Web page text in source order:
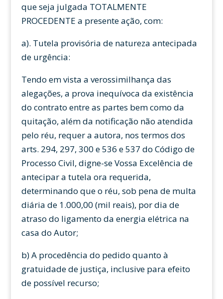
que seja julgada TOTALMENTE
PROCEDENTE a presente ação, com:
a). Tutela provisória de natureza antecipada
de urgência:
Tendo em vista a verossimilhança das
alegações, a prova inequívoca da existência
do contrato entre as partes bem como da
quitação, além da notificação não atendida
pelo réu, requer a autora, nos termos dos
arts. 294, 297, 300 e 536 e 537 do Código de
Processo Civil, digne-se Vossa Excelência de
antecipar a tutela ora requerida,
determinando que o réu, sob pena de multa
diária de 1.000,00 (mil reais), por dia de
atraso do ligamento da energia elétrica na
casa do Autor;
b) A procedência do pedido quanto à
gratuidade de justiça, inclusive para efeito
de possível recurso;